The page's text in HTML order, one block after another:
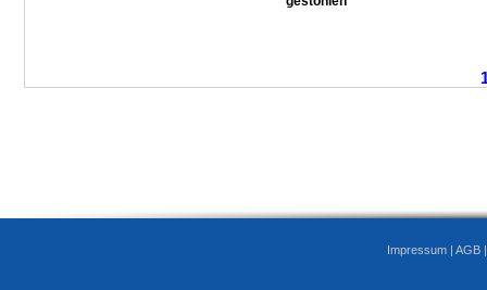
Impressum | AGB